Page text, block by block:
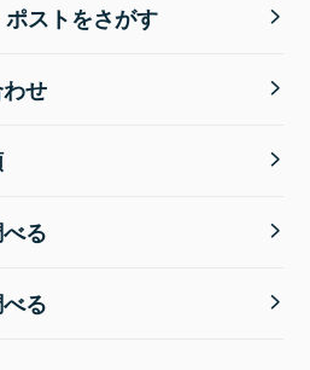
ストをさがす
せ
る
る